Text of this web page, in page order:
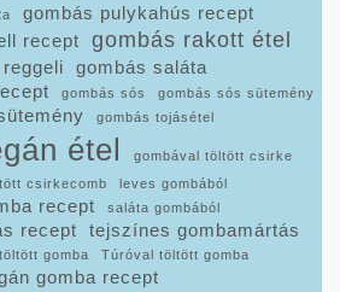
gombás pulykahús recept
recept
gombás rakott étel
gombás saláta
gombás sós gombás sós sütemény
gombás tojásétel
étel
gombával töltött csirke
csirkecomb
leves gombából
recept saláta gombából
recept tejszínes gombamártás
töltött gomba Túróval töltött gomba
gomba recept